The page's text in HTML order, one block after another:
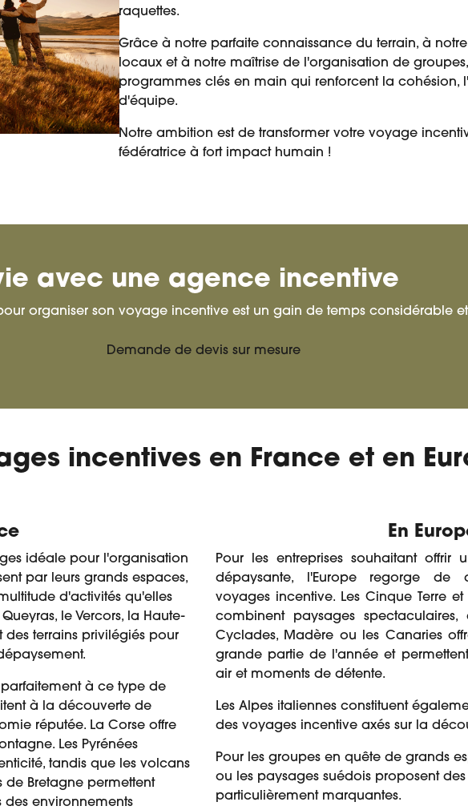
raquettes.
Grâce à notre parfaite connaissance du terrain, à
locaux et à notre maîtrise de l'organisation de
programmes clés en main qui renforcent la cohésion,
d'équipe.
Notre ambition est de transformer votre voyage
fédératrice à fort impact humain !
avec une agence incentive
organiser son voyage incentive est un gain de temps considérable
Demande de devis sur mesure
incentives en France et en
idéale pour l'organisation
par leurs grands espaces,
d'activités qu'elles
le Vercors, la Haute-
des terrains privilégiés pour
à ce type de
à la découverte de
réputée. La Corse offre
Les Pyrénées
tandis que les volcans
Bretagne permettent
des environnements
En
Pour les entreprises souhaitant offrir
dépaysante, l'Europe regorge de
voyages incentive. Les Cinque Terre
combinent paysages
Cyclades, Madère ou les Canaries
grande partie de l'année et
air et moments de détente.
Les Alpes italiennes constituent
des voyages incentive axés sur la
Pour les groupes en quête de grands
ou les paysages suédois proposent
particulièrement marquantes.